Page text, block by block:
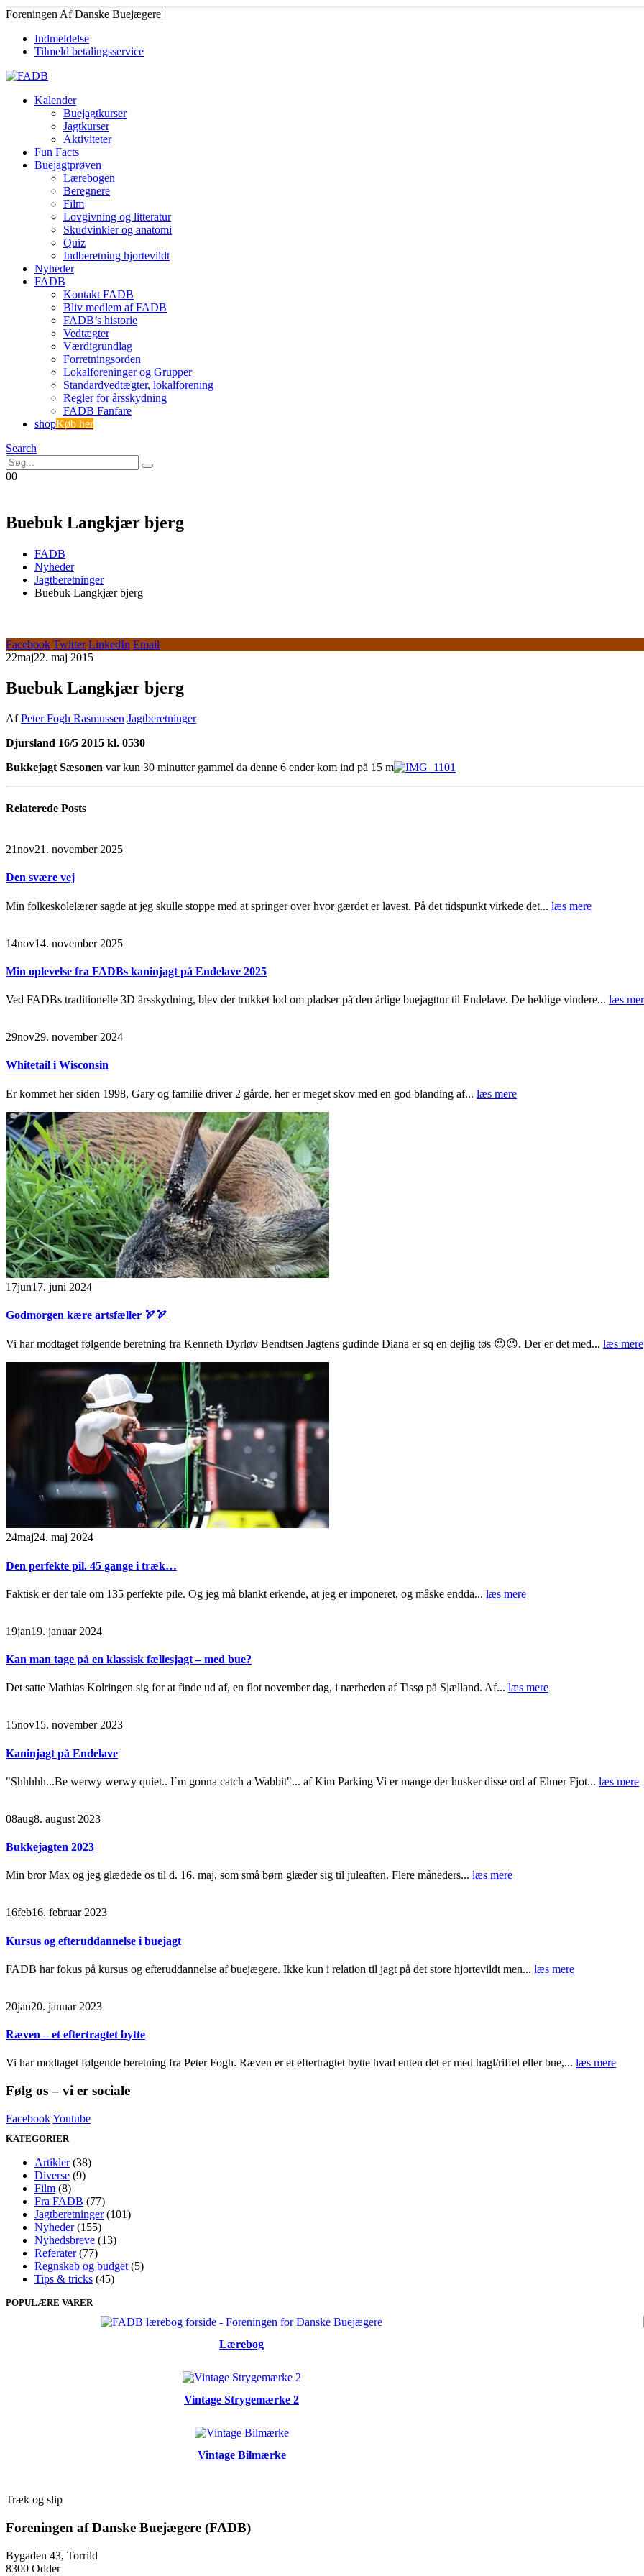
Foreningen Af Danske Buejægere|
Indmeldelse
Tilmeld betalingsservice
Kalender
Buejagtkurser
Jagtkurser
Aktiviteter
Fun Facts
Buejagtprøven
Lærebogen
Beregnere
Film
Lovgivning og litteratur
Skudvinkler og anatomi
Quiz
Indberetning hjortevildt
Nyheder
FADB
Kontakt FADB
Bliv medlem af FADB
FADB’s historie
Vedtægter
Værdigrundlag
Forretningsorden
Lokalforeninger og Grupper
Standardvedtægter, lokalforening
Regler for årsskydning
FADB Fanfare
shopKøb her
Search
00
Buebuk Langkjær bjerg
FADB
Nyheder
Jagtberetninger
Buebuk Langkjær bjerg
Facebook Twitter LinkedIn Email
22maj22. maj 2015
Buebuk Langkjær bjerg
Af Peter Fogh Rasmussen Jagtberetninger
Djursland 16/5 2015 kl. 0530
Bukkejagt Sæsonen var kun 30 minutter gammel da denne 6 ender kom ind på 15 m
Relaterede Posts
21nov21. november 2025
Den svære vej
Min folkeskolelærer sagde at jeg skulle stoppe med at springer over hvor gærdet er lavest. På det tidspunkt virkede det... læs mere
14nov14. november 2025
Min oplevelse fra FADBs kaninjagt på Endelave 2025
Ved FADBs traditionelle 3D årsskydning, blev der trukket lod om pladser på den årlige buejagttur til Endelave. De heldige vindere... læs
29nov29. november 2024
Whitetail i Wisconsin
Er kommet her siden 1998, Gary og familie driver 2 gårde, her er meget skov med en god blanding af... læs mere
17jun17. juni 2024
Godmorgen kære artsfæller 🏹🏹
Vi har modtaget følgende beretning fra Kenneth Dyrløv Bendtsen Jagtens gudinde Diana er sq en dejlig tøs 😉😉. Der er det med... læs mere
24maj24. maj 2024
Den perfekte pil. 45 gange i træk…
Faktisk er der tale om 135 perfekte pile. Og jeg må blankt erkende, at jeg er imponeret, og måske endda... læs mere
19jan19. januar 2024
Kan man tage på en klassisk fællesjagt – med bue?
Det satte Mathias Kolringen sig for at finde ud af, en flot november dag, i nærheden af Tissø på Sjælland. Af... læs mere
15nov15. november 2023
Kaninjagt på Endelave
"Shhhhh...Be werwy werwy quiet.. I´m gonna catch a Wabbit"... af Kim Parking Vi er mange der husker disse ord af Elmer Fjot... læs mere
08aug8. august 2023
Bukkejagten 2023
Min bror Max og jeg glædede os til d. 16. maj, som små børn glæder sig til juleaften. Flere måneders... læs mere
16feb16. februar 2023
Kursus og efteruddannelse i buejagt
FADB har fokus på kursus og efteruddannelse af buejægere. Ikke kun i relation til jagt på det store hjortevildt men... læs mere
20jan20. januar 2023
Ræven – et eftertragtet bytte
Vi har modtaget følgende beretning fra Peter Fogh. Ræven er et eftertragtet bytte hvad enten det er med hagl/riffel eller bue,... læs mere
Følg os – vi er sociale
FacebookYoutube
KATEGORIER
Artikler(38)
Diverse (9)
Film (8)
Fra FADB (77)
Jagtberetninger(101)
Nyheder(155)
Nyhedsbreve (13)
Referater(77)
Regnskab og budget (5)
Tips & tricks (45)
POPULÆRE VARER
Lærebog
Vintage Strygemærke 2
Vintage Bilmærke
Træk og slip
Foreningen af Danske Buejægere (FADB)
Bygaden 43, Torrild
8300 Odder